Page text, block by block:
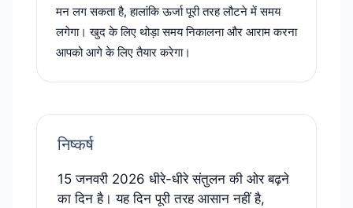
मन लग सकता है, हालांकि ऊर्जा पूरी तरह लौटने में समय
लगेगा। खुद के लिए थोड़ा समय निकालना और आराम करना
आपको आगे के लिए तैयार करेगा।
निष्कर्ष
15 जनवरी 2026 धीरे-धीरे संतुलन की ओर बढ़ने
का दिन है। यह दिन पूरी तरह आसान नहीं है,